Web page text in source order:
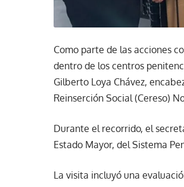
Como parte de las acciones
dentro de los centros
Gilberto Loya Chávez,
Reinserción Social (Cereso)
Durante el recorrido, el
Estado Mayor, del Sistema
La visita incluyó una